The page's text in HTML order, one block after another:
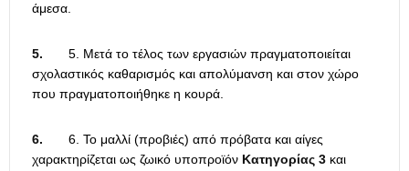
άμεσα.
5. 5. Μετά το τέλος των εργασιών πραγματοποιείται
σχολαστικός καθαρισμός και απολύμανση και στον χώρο
που πραγματοποιήθηκε η κουρά.
6. 6. Το μαλλί (προβιές) από πρόβατα και αίγες
χαρακτηρίζεται ως ζωικό υποπροϊόν Κατηγορίας 3 και